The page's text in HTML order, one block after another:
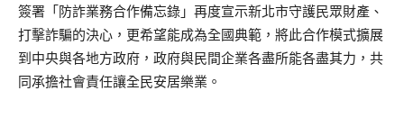
簽署「防詐業務合作備忘錄」再度宣示新北市守護民眾財產、
打擊詐騙的決心，更希望能成為全國典範，將此合作模式擴展
到中央與各地方政府，政府與民間企業各盡所能各盡其力，共
同承擔社會責任讓全民安居樂業。